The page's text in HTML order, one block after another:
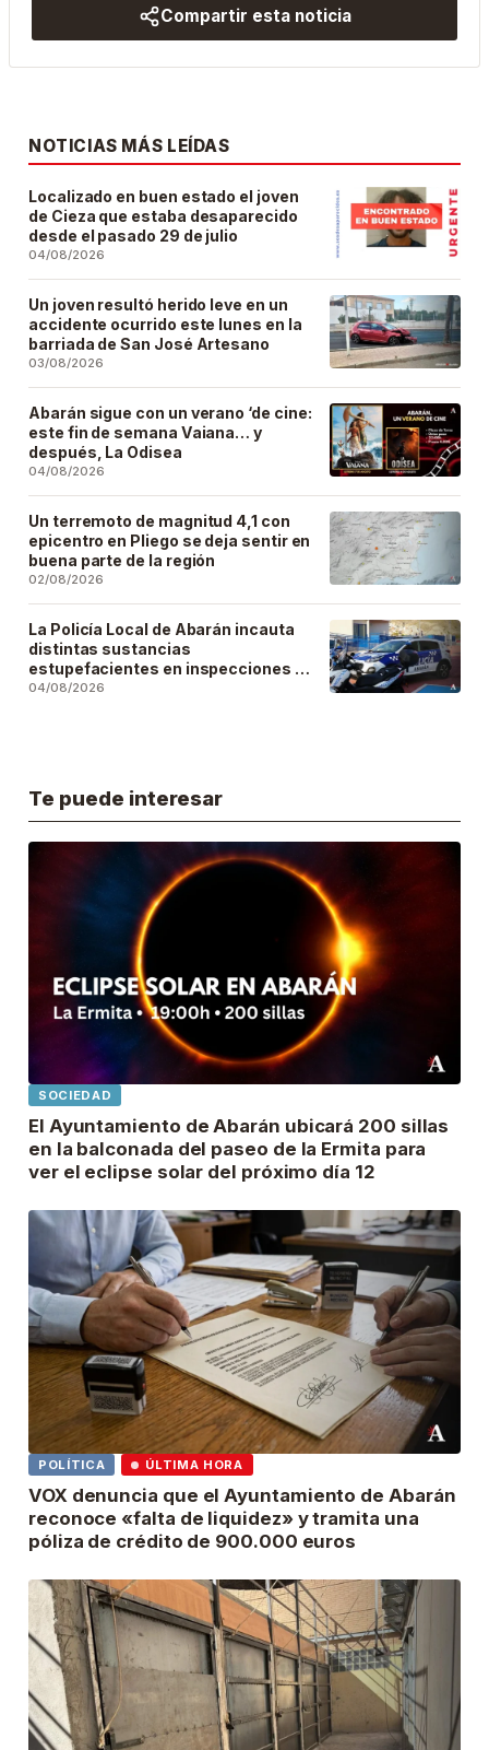
Compartir esta noticia
NOTICIAS MÁS LEÍDAS
Localizado en buen estado el joven
de Cieza que estaba desaparecido
desde el pasado 29 de julio
04/08/2026
Un joven resultó herido leve en un
accidente ocurrido este lunes en la
barriada de San José Artesano
03/08/2026
Abarán sigue con un verano ‘de cine:
este fin de semana Vaiana… y
después, La Odisea
04/08/2026
Un terremoto de magnitud 4,1 con
epicentro en Pliego se deja sentir en
buena parte de la región
02/08/2026
La Policía Local de Abarán incauta
distintas sustancias
estupefacientes en inspecciones a
locales públicos del municipio
04/08/2026
Te puede interesar
SOCIEDAD
El Ayuntamiento de Abarán ubicará 200 sillas
en la balconada del paseo de la Ermita para
ver el eclipse solar del próximo día 12
POLÍTICA ÚLTIMA HORA
VOX denuncia que el Ayuntamiento de Abarán
reconoce «falta de liquidez» y tramita una
póliza de crédito de 900.000 euros